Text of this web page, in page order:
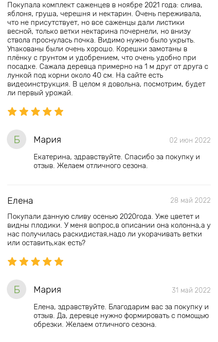
Покупала комплект саженцев в ноябре 2021 года: слива,
яблоня, груша, черешня и нектарин. Очень переживала,
что не присутствует, но все саженцы дали листики
весной, только ветки нектарина почернели, но внизу
ствола проснулась почка. Видимо нужно было укрыть.
Упакованы были очень хорошо. Корешки замотаны в
плёнку с грунтом и удобрением, что очень удобно при
посадке. Сажала деревца примерно на 1 м друг от друга с
лункой под корни около 40 см. На сайте есть
видеоинструкция. В целом я довольна, посмотрим, будет
ли первый урожай.
Б Мария 02 июн 2022
Екатерина, здравствуйте. Спасибо за покупку и
отзыв. Желаем отличного сезона.
Елена 28 май 2022
Покупали данную сливу осенью 2020года. Уже цветет и
видны плодики. У меня вопрос,в описании она колонна,а у
нас получилась раскидистая,надо ли укорачивать ветки
или оставить,как есть?
Б Мария 31 май 2022
Елена, здравствуйте. Благодарим вас за покупку и
отзыв. Да, деревце нужно формировать с помощью
обрезки. Желаем отличного сезона.